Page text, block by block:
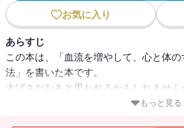
お気に入り
あらすじ
この本は、「血流を増やして、心と体
法」を書いた本です。
大げさだなあと思われるかもしれませ
もっと見る